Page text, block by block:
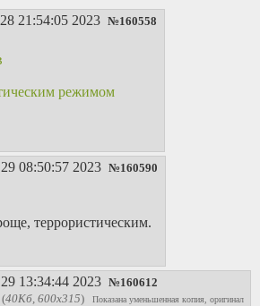
21:54:05 2023 №160558
режимом
08:50:57 2023 №160590
террористическим.
13:34:44 2023 №160612
(40Кб, 600x315)
Показана уменьшенная копия, оригинал